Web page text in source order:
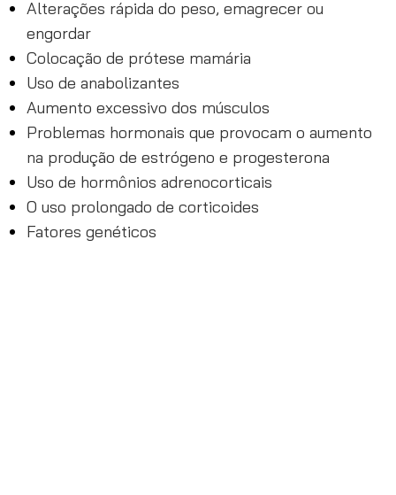
Alterações rápida do peso, emagrecer ou
engordar
Colocação de prótese mamária
Uso de anabolizantes
Aumento excessivo dos músculos
Problemas hormonais que provocam o aumento
na produção de estrógeno e progesterona
Uso de hormônios adrenocorticais
O uso prolongado de corticoides
Fatores genéticos